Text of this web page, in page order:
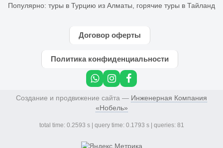
Популярно: туры в Турцию из Алматы горячие туры в Тайланд
Договор оферты
Политика конфиденциальности
Создание и продвижение сайта — Инженерная Компания
«Нобель»
total time: 0.2593 s | query time: 0.1793 s | queries: 81